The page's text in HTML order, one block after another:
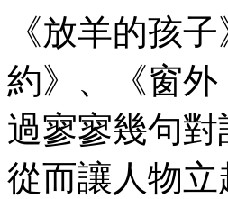
《放羊的孩
約》、《窗
過寥寥幾句
從而讓人物